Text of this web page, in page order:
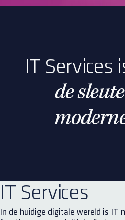
IT Services
de
IT Services
In de huidige digitale wereld is IT